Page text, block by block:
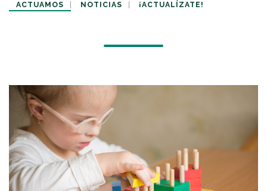
MIS APADRINADOS
MIS RETOS SOLIDARIOS
CERRAR SESIÓN
ACTUAMOS
NOTICIAS ¡ACTUALÍZATE!